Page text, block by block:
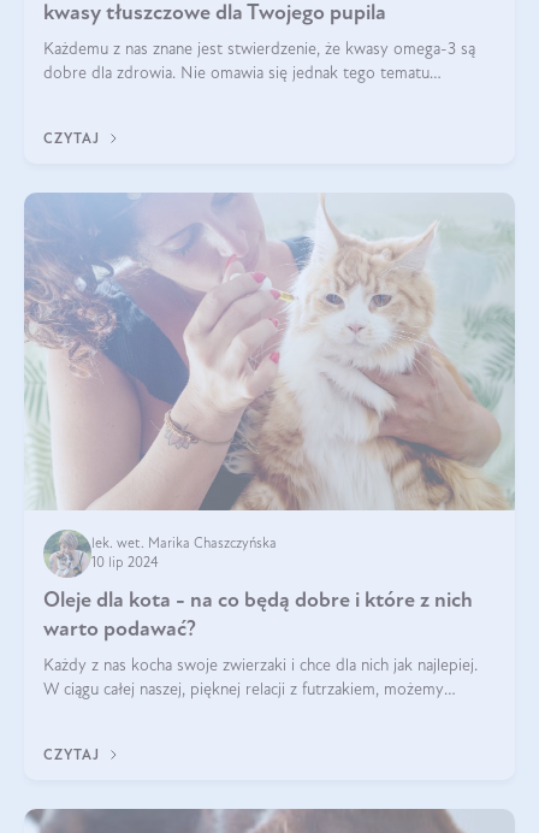
kwasy tłuszczowe dla Twojego pupila
Każdemu z nas znane jest stwierdzenie, że kwasy omega-3 są
dobre dla zdrowia. Nie omawia się jednak tego tematu
CZYTAJ
lek. wet. Marika Chaszczyńska
10 lip 2024
Oleje dla kota - na co będą dobre i które z nich
warto podawać?
Każdy z nas kocha swoje zwierzaki i chce dla nich jak najlepiej.
W ciągu całej naszej, pięknej relacji z futrzakiem, możemy
CZYTAJ